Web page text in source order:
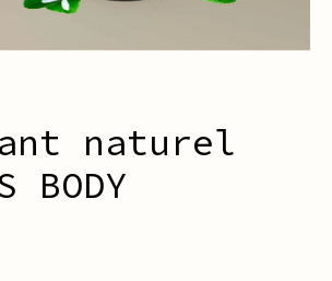
naturel
BODY